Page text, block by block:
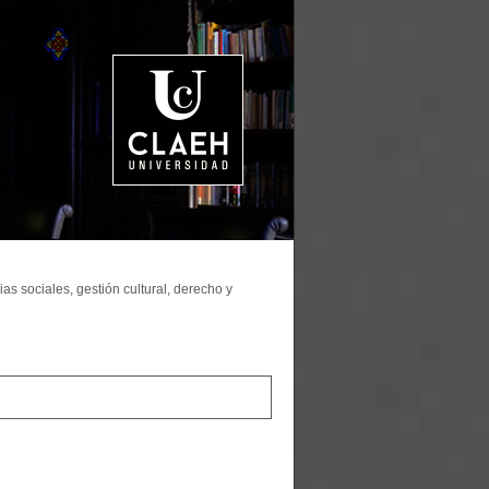
sociales, gestión cultural, derecho y